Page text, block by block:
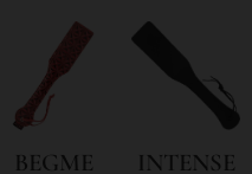
BEGME
INTENSE